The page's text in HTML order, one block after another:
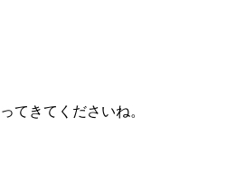
てきてくださいね。